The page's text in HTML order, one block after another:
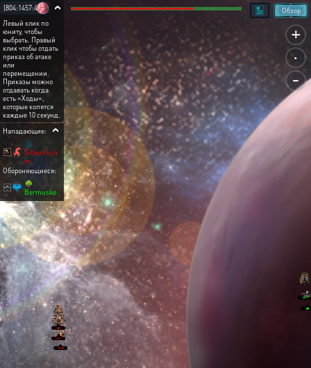
+
.
-
Обзор
[804:1457:4]
Левый клик по
юниту, чтобы
выбрать. Правый
клик чтобы отдать
приказ об атаке
или
перемещении.
Приказы можно
отдавать когда
есть «Ходы»,
которые копятся
каждые 10 секунд.
Нападающие:
🌑
Silberfisch
er
Обороняющиеся:
🌳
Bermuske